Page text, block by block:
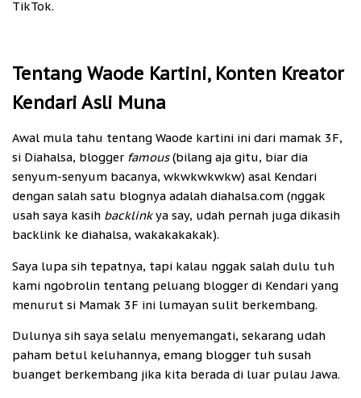
TikTok.
Tentang Waode Kartini, Konten Kreator
Kendari Asli Muna
Awal mula tahu tentang Waode kartini ini dari mamak 3F,
si Diahalsa, blogger famous(bilang aja gitu, biar dia
senyum-senyum bacanya, wkwkwkwkw) asal Kendari
dengan salah satu blognya adalah diahalsa.com (nggak
usah saya kasih backlinkya say, udah pernah juga dikasih
backlink ke diahalsa, wakakakakak).
Saya lupa sih tepatnya, tapi kalau nggak salah dulu tuh
kami ngobrolin tentang peluang blogger di Kendari yang
menurut si Mamak 3F ini lumayan sulit berkembang.
Dulunya sih saya selalu menyemangati, sekarang udah
paham betul keluhannya, emang blogger tuh susah
buanget berkembang jika kita berada di luar pulau Jawa.